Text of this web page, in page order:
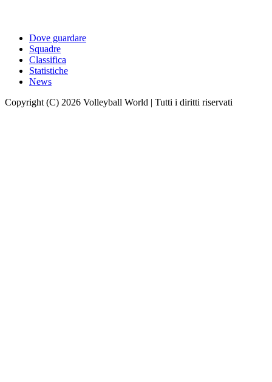
Dove guardare
Squadre
Classifica
Statistiche
News
Copyright (C) 2026 Volleyball World | Tutti i diritti riservati